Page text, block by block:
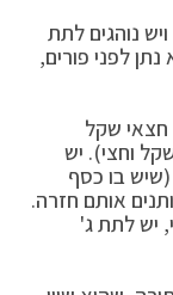
נוהגים לתת
לפני פורים,
חצאי שקל
וחצי). יש
בו כסף
אותם חזרה.
יש לתת ג'